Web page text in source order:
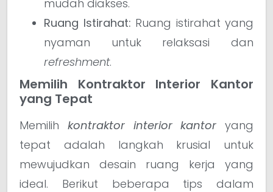
mudah diakses.
Ruang Istirahat: Ruang istirahat yang
nyaman untuk relaksasi dan
refreshment.
Memilih Kontraktor Interior Kantor
yang Tepat
Memilih kontraktor interior kantor yang
tepat adalah langkah krusial untuk
mewujudkan desain ruang kerja yang
ideal. Berikut beberapa tips dalam